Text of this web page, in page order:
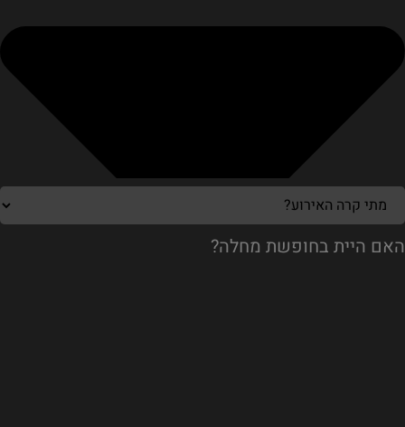
האם היית בחופשת מחלה?